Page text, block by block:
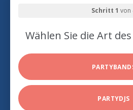
Schritt 1 von
Wählen Sie die Art
PARTYDJS